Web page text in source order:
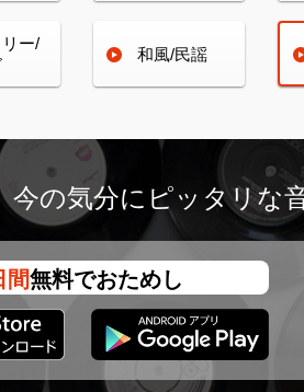
ー/
和風/民謡
今の気分にピッタリな
間無料でおためし